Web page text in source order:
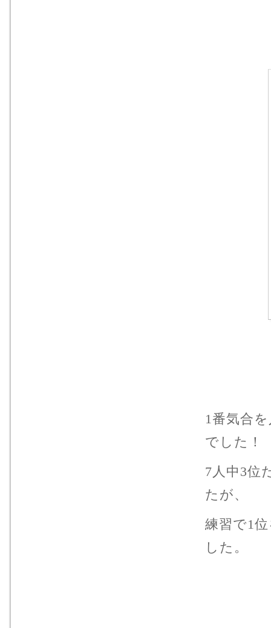
1番気合
でした！
7人中3位
たが、
練習で1
した。